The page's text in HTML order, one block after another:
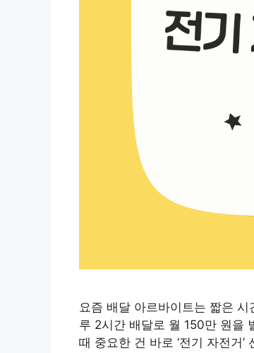
요즘 배달 아르바이트는 짧은
루 2시간 배달로 월 150만 원을
때 중요한 건 바로 ‘전기 자전거